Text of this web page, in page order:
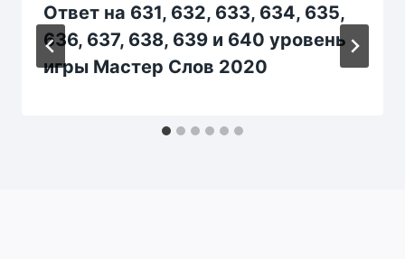
Ответ на 631, 632, 633, 634, 635,
636, 637, 638, 639 и 640 уровень
игры Мастер Слов 2020